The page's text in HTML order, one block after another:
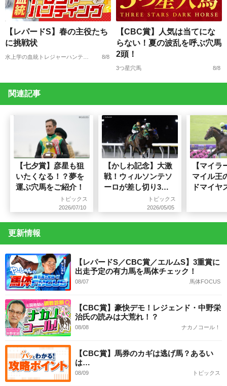
【レパードS】春の主役たち
に挑戦状
8/8
【CBC賞】人気は当てにな
らない！夏の波乱を呼ぶ穴馬
2頭！
3つ星穴馬 8/8
関連記事
【七夕賞】彦星も狙
いたくなる！？夢を
運ぶ穴馬をご紹介！
トピックス
2026/07/10
【かしわ記念】大激
戦！ウィルソンテソ
ーロが差し切り3度
目のビッグタイトル
トピックス
2026/05/05
【マイラ
マイル王
ドマイヤ
更新情報
【レパードS／CBC賞／エルムS】3重賞に
出走予定の有力馬を馬体チェック！
馬体FOCUS
08/07
【CBC賞】豪快デモ！レジェンド・中野栄
治氏の読みは大荒れ！？
ナカノコール！
08/08
【CBC賞】馬券のカギは逃げ馬？あるい
は…
トピックス
08/09